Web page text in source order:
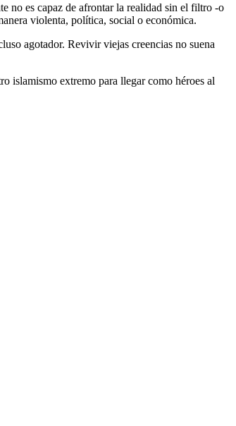
no es capaz de afrontar la realidad sin el filtro -o
violenta, política, social o económica.
agotador. Revivir viejas creencias no suena
islamismo extremo para llegar como héroes al